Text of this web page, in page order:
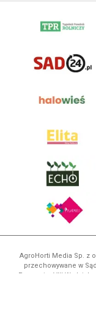
AgroHorti Media Sp. z
przechowywane w
Poznaniu, VIII Wydziale